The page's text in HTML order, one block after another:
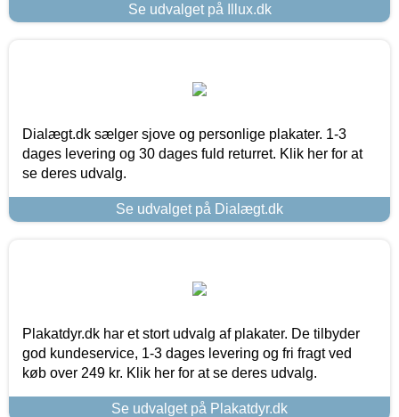
Se udvalget på Illux.dk
Dialægt.dk sælger sjove og personlige plakater. 1-3
dages levering og 30 dages fuld returret. Klik her for at
se deres udvalg.
Se udvalget på Dialægt.dk
Plakatdyr.dk har et stort udvalg af plakater. De tilbyder
god kundeservice, 1-3 dages levering og fri fragt ved
køb over 249 kr. Klik her for at se deres udvalg.
Se udvalget på Plakatdyr.dk